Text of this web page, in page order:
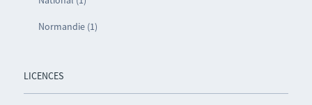
Normandie (1)
LICENCES